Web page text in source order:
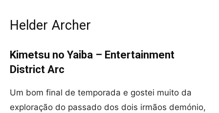
Helder Archer
Kimetsu no Yaiba – Entertainment
District Arc
Um bom final de temporada e gostei muito da
exploração do passado dos dois irmãos demónio,